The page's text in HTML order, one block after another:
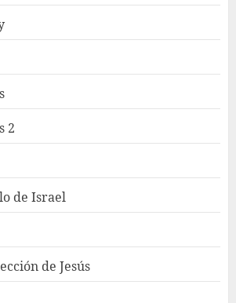
2
de Israel
de Jesús